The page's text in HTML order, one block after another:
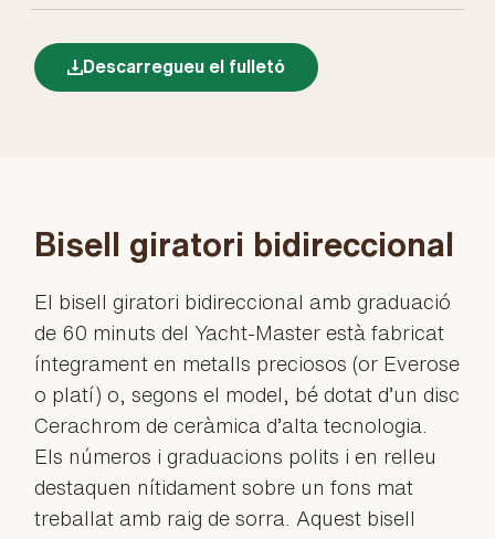
Descarregueu el fulletó
Bisell giratori bidireccional
El bisell giratori bidireccional amb graduació
de 60 minuts del Yacht-Master està fabricat
íntegrament en metalls preciosos (or Everose
o platí) o, segons el model, bé dotat d’un disc
Cerachrom de ceràmica d’alta tecnologia.
Els números i graduacions polits i en relleu
destaquen nítidament sobre un fons mat
treballat amb raig de sorra. Aquest bisell